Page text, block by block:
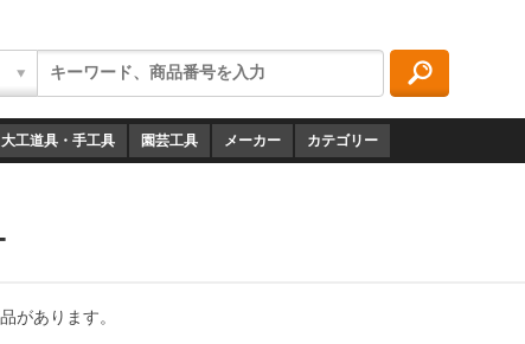
大工道具・手工具 園芸工具 メーカー カテゴリー
があります。